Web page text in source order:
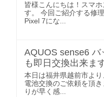
皆様こんにちは！スマ
す。 今回ご紹介する修
Pixel 7にな...
AQUOS sense6 バ
も即日交換出来ま
本日は福井県越前市よ
電池交換のご依頼を頂
りが早く感...